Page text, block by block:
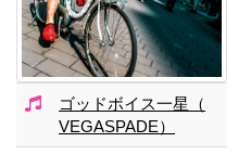
ゴッドボイス一星（
VEGASPADE）